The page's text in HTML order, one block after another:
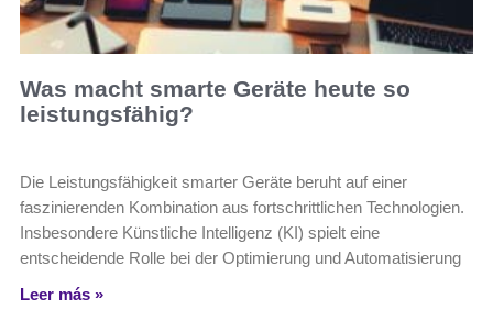
Was macht smarte Geräte heute so
leistungsfähig?
Die Leistungsfähigkeit smarter Geräte beruht auf einer
faszinierenden Kombination aus fortschrittlichen Technologien.
Insbesondere Künstliche Intelligenz (KI) spielt eine
entscheidende Rolle bei der Optimierung und Automatisierung
Leer más »